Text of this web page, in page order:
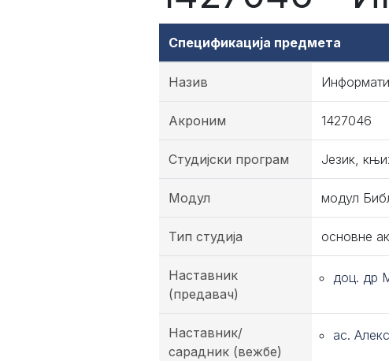
Спецификација предмета
Назив
Акроним 1427046
Студијски програм Језик,
Модул модул
Тип студија основне
Наставник
(предавач)
доц. др
Наставник/
сарадник (вежбе)
ас.